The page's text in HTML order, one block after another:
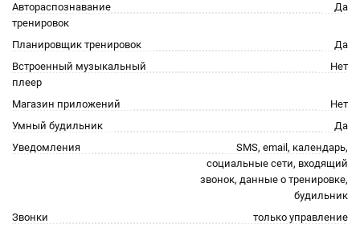
Автораспознавание
тренировок
Да
Планировщик тренировок
Да
Встроенный музыкальный
плеер
Нет
Магазин приложений
Нет
Умный будильник
Да
Уведомления
SMS, email, календарь,
социальные сети, входящий
звонок, данные о тренировке,
будильник
Звонки
только управление